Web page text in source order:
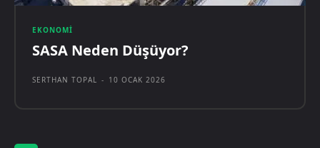
EKONOMI
SASA Neden Düşüyor?
SERTHAN TOPAL - 10 OCAK 2026